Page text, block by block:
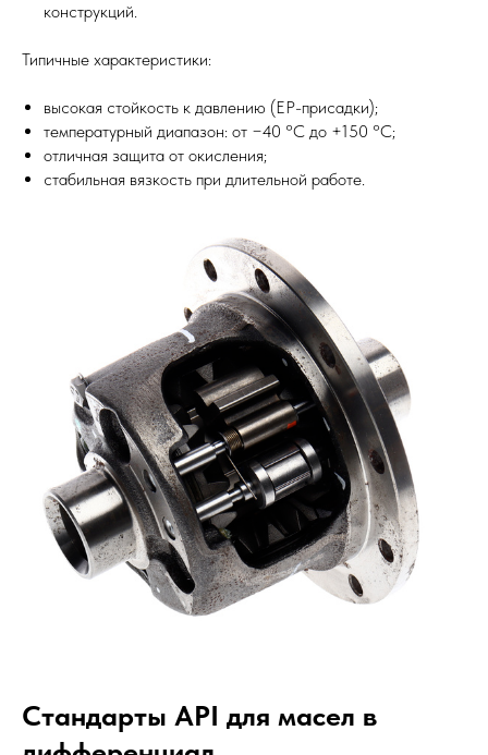
конструкций.
Типичные характеристики:
высокая стойкость к давлению (EP-присадки);
температурный диапазон: от −40 °C до +150 °C;
отличная защита от окисления;
стабильная вязкость при длительной работе.
Стандарты API для масел в